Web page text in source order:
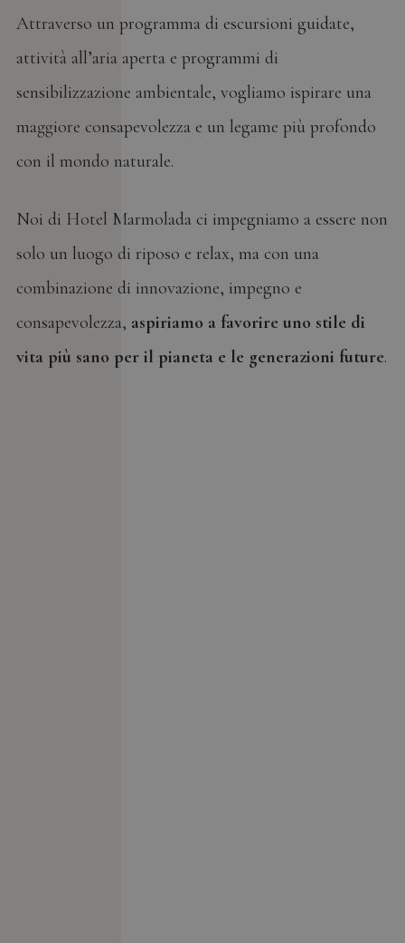
Attraverso un programma di escursioni guidate,
attività all’aria aperta e programmi di
sensibilizzazione ambientale, vogliamo ispirare una
maggiore consapevolezza e un legame più profondo
con il mondo naturale.
Noi di Hotel Marmolada ci impegniamo a essere non
solo un luogo di riposo e relax, ma con una
combinazione di innovazione, impegno e
consapevolezza, aspiriamo a favorire uno stile di
vita più sano per il pianeta e le generazioni future.